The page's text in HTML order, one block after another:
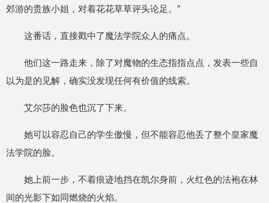
郊游的贵族小姐，对着花花草草评头论足。”
这番话，直接戳中了魔法学院众人的痛点。
他们这一路走来，除了对魔物的生态指指点点，发表一些自
以为是的见解，确实没发现任何有价值的线索。
艾尔莎的脸色也沉了下来。
她可以容忍自己的学生傲慢，但不能容忍他丢了整个皇家魔
法学院的脸。
她上前一步，不着痕迹地挡在凯尔身前，火红色的法袍在林
间的光影下如同燃烧的火焰。